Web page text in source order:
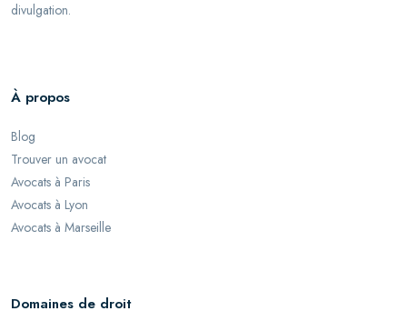
divulgation.
À propos
Blog
Trouver un avocat
Avocats à Paris
Avocats à Lyon
Avocats à Marseille
Domaines de droit